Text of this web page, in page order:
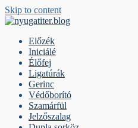
Skip to content
Előzék
Iniciálé
Élőfej
Ligatúrák
Gerinc
Védőborító
Szamárfül
Jelzőszalag